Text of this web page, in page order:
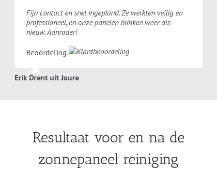
Fijn contact en snel ingepland. Ze werkten veilig en
professioneel, en onze panelen blinken weer als
nieuw. Aanrader!
Beoordeling:
Erik Drent uit Joure
Resultaat voor en na de
zonnepaneel reiniging